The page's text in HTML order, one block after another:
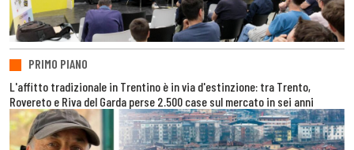
PRIMO PIANO
L'affitto tradizionale in Trentino è in via d'estinzione: tra Trento,
Rovereto e Riva del Garda perse 2.500 case sul mercato in sei anni